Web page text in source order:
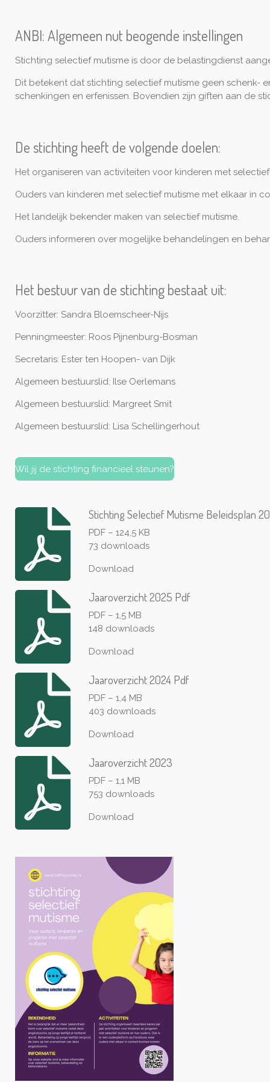
ANBI: Algemeen nut beogende instellingen
Stichting selectief mutisme is door de belastingdienst
Dit betekent dat stichting selectief mutisme geen
schenkingen en erfenissen. Bovendien zijn giften aan de
De stichting heeft de volgende doelen:
Het organiseren van activiteiten voor kinderen met
Ouders van kinderen met selectief mutisme met elkaar in
Het landelijk bekender maken van selectief mutisme.
Ouders informeren over mogelijke behandelingen en
Het bestuur van de stichting bestaat uit:
Voorzitter: Sandra Bloemscheer-Nijs
Penningmeester: Roos Pijnenburg-Bosman
Secretaris: Ester ten Hoopen- van Dijk
Algemeen bestuurslid: Ilse Oerlemans
Algemeen bestuurslid: Margreet Smit
Algemeen bestuurslid: Lisa Schellingerhout
Wil jij de stichting financieel steunen?
Stichting Selectief Mutisme Beleidsplan
PDF – 124,5 KB
73 downloads
Download
Jaaroverzicht 2025 Pdf
PDF – 1,5 MB
148 downloads
Download
Jaaroverzicht 2024 Pdf
PDF – 1,4 MB
403 downloads
Download
Jaaroverzicht 2023
PDF – 1,1 MB
753 downloads
Download